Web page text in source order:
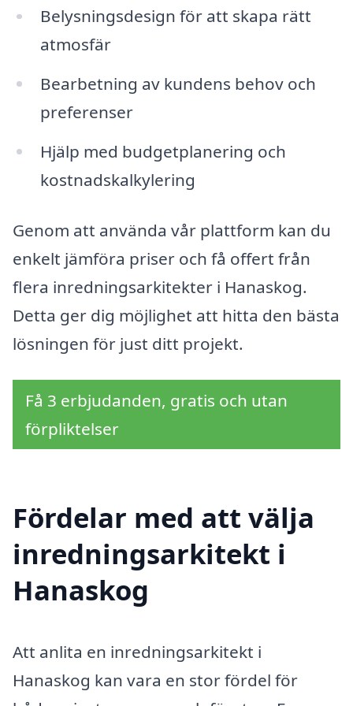
Belysningsdesign för att skapa rätt
atmosfär
Bearbetning av kundens behov och
preferenser
Hjälp med budgetplanering och
kostnadskalkylering
Genom att använda vår plattform kan du
enkelt jämföra priser och få offert från
flera inredningsarkitekter i Hanaskog.
Detta ger dig möjlighet att hitta den bästa
lösningen för just ditt projekt.
Få 3 erbjudanden, gratis och utan
förpliktelser
Fördelar med att välja
inredningsarkitekt i
Hanaskog
Att anlita en inredningsarkitekt i
Hanaskog kan vara en stor fördel för